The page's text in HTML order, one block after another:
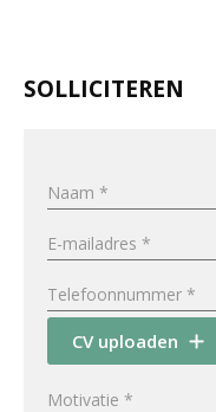
SOLLICITEREN
CV uploaden